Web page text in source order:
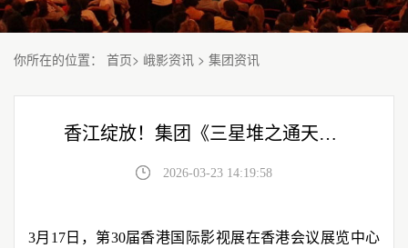
你所在的位置： 首页> 峨影资讯 > 集团资讯
香江绽放！集团《三星堆之通天神树》惊艳香港国际影视展
2026-03-23 14:19:58
3月17日，第30届香港国际影视展在香港会议展览中心